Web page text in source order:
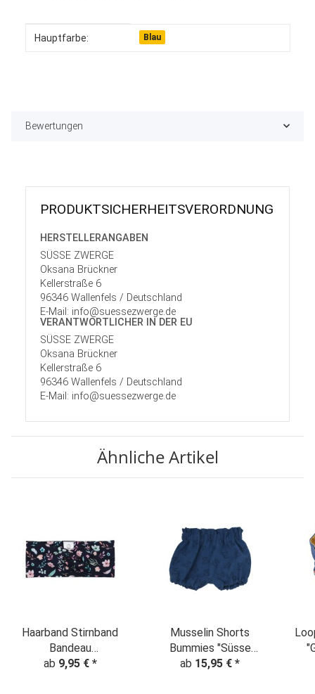
Produkteigenschaft
Wert
Hauptfarbe: Blau
Bewertungen
PRODUKT­SICHER­HEITS­VER­ORD­NUNG
HERSTELLER­ANGABEN
SÜSSE ZWERGE
Oksana Brückner
Kellerstraße 6
96346 Wallenfels / Deutschland
E-Mail: info@suessezwerge.de
VERANTWORT­LICHER IN DER EU
SÜSSE ZWERGE
Oksana Brückner
Kellerstraße 6
96346 Wallenfels / Deutschland
E-Mail: info@suessezwerge.de
Ähnliche Artikel
Haarband Stirnband
Bandeau
"Blumenzauber"
ab 9,95 € *
Musselin Shorts
Bummies "Süsse
Elefanten" Jeansblau
ab 15,95 € *